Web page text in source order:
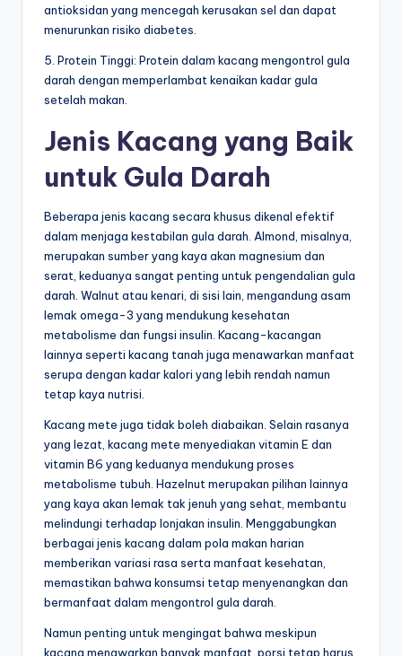
antioksidan yang mencegah kerusakan sel dan dapat
menurunkan risiko diabetes.
5. Protein Tinggi: Protein dalam kacang mengontrol gula
darah dengan memperlambat kenaikan kadar gula
setelah makan.
Jenis Kacang yang Baik
untuk Gula Darah
Beberapa jenis kacang secara khusus dikenal efektif
dalam menjaga kestabilan gula darah. Almond, misalnya,
merupakan sumber yang kaya akan magnesium dan
serat, keduanya sangat penting untuk pengendalian gula
darah. Walnut atau kenari, di sisi lain, mengandung asam
lemak omega-3 yang mendukung kesehatan
metabolisme dan fungsi insulin. Kacang-kacangan
lainnya seperti kacang tanah juga menawarkan manfaat
serupa dengan kadar kalori yang lebih rendah namun
tetap kaya nutrisi.
Kacang mete juga tidak boleh diabaikan. Selain rasanya
yang lezat, kacang mete menyediakan vitamin E dan
vitamin B6 yang keduanya mendukung proses
metabolisme tubuh. Hazelnut merupakan pilihan lainnya
yang kaya akan lemak tak jenuh yang sehat, membantu
melindungi terhadap lonjakan insulin. Menggabungkan
berbagai jenis kacang dalam pola makan harian
memberikan variasi rasa serta manfaat kesehatan,
memastikan bahwa konsumsi tetap menyenangkan dan
bermanfaat dalam mengontrol gula darah.
Namun penting untuk mengingat bahwa meskipun
kacang menawarkan banyak manfaat, porsi tetap harus